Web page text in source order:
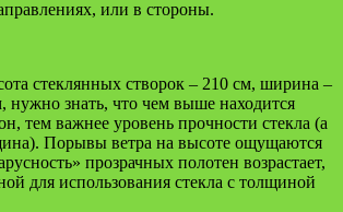
или в стороны.
стеклянных створок – 210 см, ширина –
нужно знать, что чем выше находится
тем важнее уровень прочности стекла (а
Порывы ветра на высоте ощущаются
прозрачных полотен возрастает,
для использования стекла с толщиной